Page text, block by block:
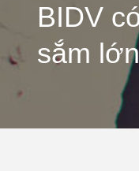
BIDV
sắm